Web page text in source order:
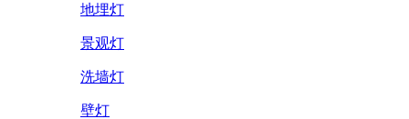
地埋灯
景观灯
洗墙灯
壁灯